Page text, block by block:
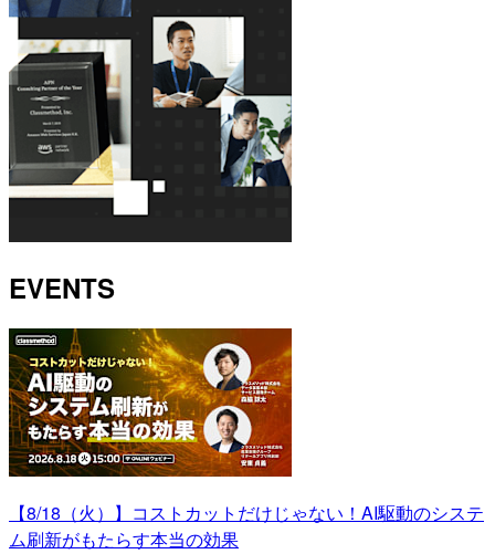
EVENTS
【8/18（火）】コストカットだけじゃない！AI駆動のシステ
ム刷新がもたらす本当の効果